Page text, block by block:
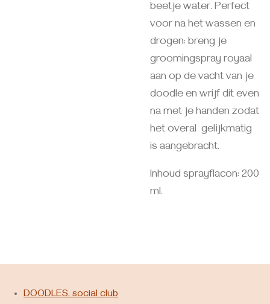
beetje water. Perfect
voor na het wassen en
drogen: breng je
groomingspray royaal
aan op de vacht van je
doodle en wrijf dit even
na met je handen zodat
het overal gelijkmatig
is aangebracht.
Inhoud sprayflacon: 200
ml.
DOODLES. social club